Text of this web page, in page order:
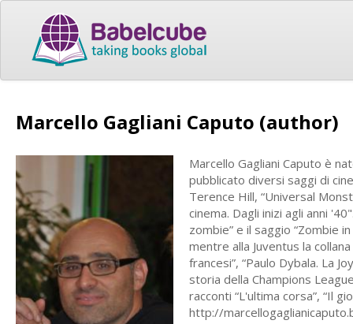
Marcello Gagliani Caputo (author)
Marcello Gagliani Caputo è
pubblicato diversi saggi di
Terence Hill, “Universal
cinema. Dagli inizi agli anni
zombie” e il saggio “Zombie
mentre alla Juventus la
francesi”, “Paulo Dybala. La
storia della Champions
racconti “L'ultima corsa”, “Il
http://